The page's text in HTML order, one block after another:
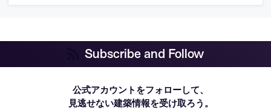
Subscribe and Follow
公式アカウントをフォローして、
見逃せない建築情報を受け取ろう。